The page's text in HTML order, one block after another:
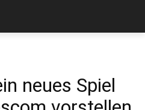
neues Spiel